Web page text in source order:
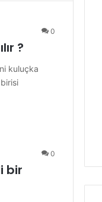
0
?
kuluçka
0
bir